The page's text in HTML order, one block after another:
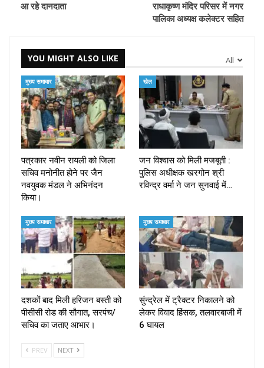
आ रहे दानदाता
राधाकृष्ण मंदिर परिसर में नगर
पालिका अध्यक्ष कलेक्टर सहित
All
YOU MIGHT ALSO LIKE
मुख्य समाचार
पत्रकार नवीन रायली को जिला
सचिव मनोनीत होने पर जैन
नवयुवक मंडल ने अभिनंदन
किया।
खेल
जन विश्वास को मिली मजबूती :
पुलिस अधीक्षक खरगोन श्री
रविन्द्र वर्मा ने जन सुनवाई में…
मुख्य समाचार
दशकों बाद मिली हरिजन बस्ती को
पीसीसी रोड की सौगात, सरपंच/
सचिव का जताए आभार।
मुख्य समाचार
सुंन्द्रेल में ट्रैक्टर निकालने को
लेकर विवाद हिंसक, तलवारबाजी में
6 घायल
PREV NEXT